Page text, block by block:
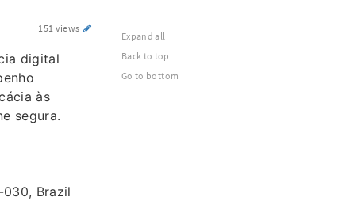
151 views
digital
às
segura.
030, Brazil
Expand all
Back to top
Go to bottom